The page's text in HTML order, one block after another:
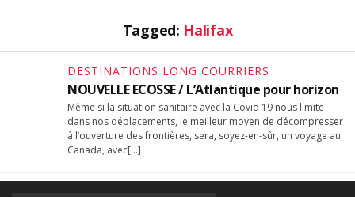
Tagged: Halifax
DESTINATIONS LONG COURRIERS
NOUVELLE ECOSSE / L’Atlantique pour horizon
Même si la situation sanitaire avec la Covid 19 nous limite
dans nos déplacements, le meilleur moyen de décompresser
à l’ouverture des frontières, sera, soyez-en-sûr, un voyage au
Canada, avec[…]